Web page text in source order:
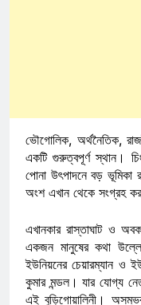
ভৌগোলিক, অর্থনৈতিক,
একটি গুরুত্বপূর্ণ স্থান।
পোনা উৎপাদনে বড় ভূমিকা
অংশ এখান থেকে সংগ্রহ
এখানকার রাস্তাঘাট ও
একজন মানুষের কথা
ইউনিয়নের চেয়ারম্যান ও
কুমার মন্ডল। যার যোগ্য
এই বুড়িগোয়ালিনী।